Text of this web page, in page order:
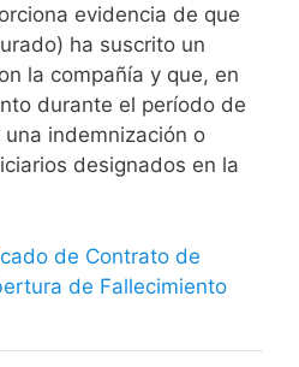
evidencia de que
ha suscrito un
la compañía y que, en
durante el período de
indemnización o
designados en la
de Contrato de
de Fallecimiento